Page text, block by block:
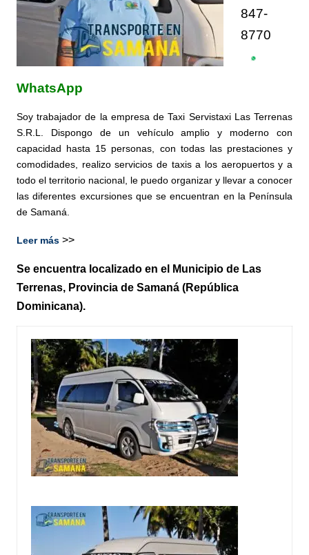
847-
8770
WhatsApp
Soy trabajador de la empresa de Taxi Servistaxi Las Terrenas
S.R.L.
Dispongo de un vehículo amplio y moderno con
capacidad hasta 15 personas , con todas las prestaciones y
comodidades, realizo servicios de taxis a los aeropuertos y a
todo el territorio nacional, le puedo organizar y llevar a conocer
las diferentes excursiones que se encuentran en la Península
de Samaná.
Leer más >>
Se encuentra localizado en el Municipio de Las
Terrenas, Provincia de Samaná (República
Dominicana).